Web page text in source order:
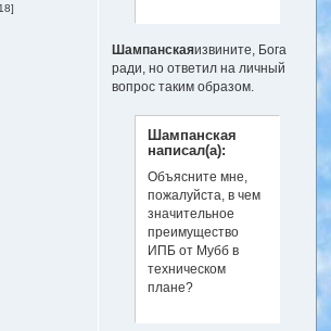
Шампанскаяизвините, Бога
ради, но ответил на личный
вопрос таким образом.
Шампанская
написал(а):
Объясните мне,
пожалуйста, в чем
значительное
преимущество
ИПБ от Мубб в
техническом
плане?